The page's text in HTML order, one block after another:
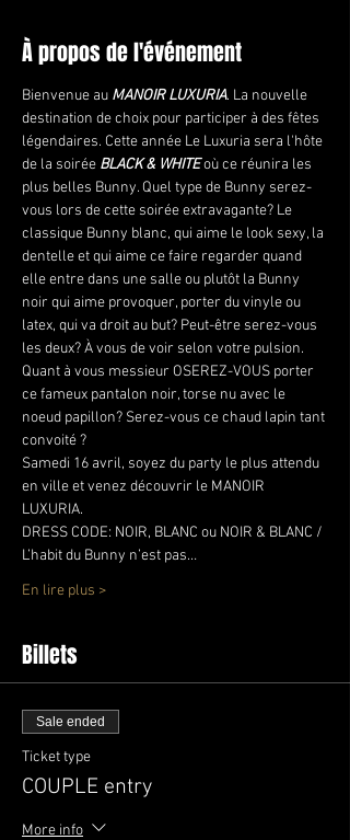
À propos de l'événement
Bienvenue au MANOIR LUXURIA. La nouvelle
destination de choix pour participer à des fêtes
légendaires. Cette année Le Luxuria sera l'hôte
de la soirée BLACK & WHITE où ce réunira les
plus belles Bunny. Quel type de Bunny serez-
vous lors de cette soirée extravagante? Le
classique Bunny blanc, qui aime le look sexy, la
dentelle et qui aime ce faire regarder quand
elle entre dans une salle ou plutôt la Bunny
noir qui aime provoquer, porter du vinyle ou
latex, qui va droit au but? Peut-être serez-vous
les deux? À vous de voir selon votre pulsion.
Quant à vous messieur OSEREZ-VOUS porter
ce fameux pantalon noir, torse nu avec le
noeud papillon? Serez-vous ce chaud lapin tant
convoité ?
Samedi 16 avril, soyez du party le plus attendu
en ville et venez découvrir le MANOIR
LUXURIA.
DRESS CODE: NOIR, BLANC ou NOIR & BLANC /
L’habit du Bunny n’est pas…
En lire plus >
Billets
Sale ended
Ticket type
COUPLE entry
More info